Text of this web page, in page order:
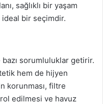
sağlıklı bir yaşam
bir seçimdir.
sorumluluklar getirir.
hem de hijyen
korunması, filtre
edilmesi ve havuz